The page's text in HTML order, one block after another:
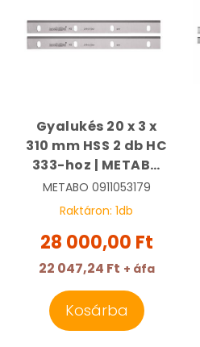
Gyalukés 20 x 3 x
310 mm HSS 2 db HC
333-hoz | METABO
0911053179
METABO 0911053179
Raktáron: 1db
28 000,00 Ft
22 047,24 Ft + áfa
Kosárba